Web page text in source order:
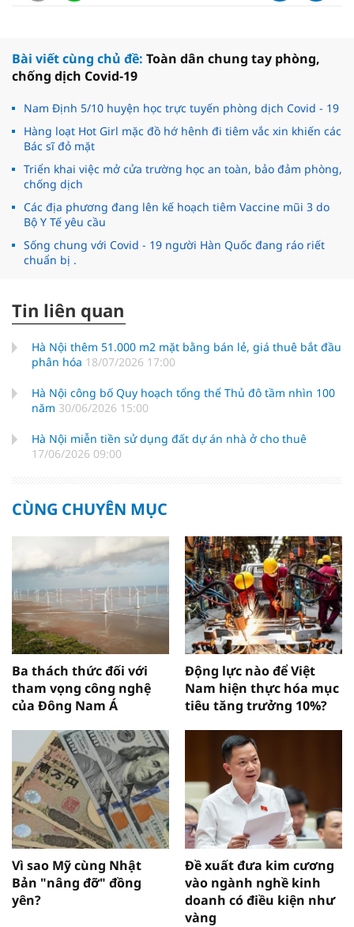
Bài viết cùng chủ đề: Toàn dân chung tay phòng,
chống dịch Covid-19
Nam Định 5/10 huyện học trực tuyến phòng dịch Covid - 19
Hàng loạt Hot Girl mặc đồ hớ hênh đi tiêm vắc xin khiến các
Bác sĩ đỏ mặt
Triển khai việc mở cửa trường học an toàn, bảo đảm phòng,
chống dịch
Các địa phương đang lên kế hoạch tiêm Vaccine mũi 3 do
Bộ Y Tế yêu cầu
Sống chung với Covid - 19 người Hàn Quốc đang ráo riết
chuẩn bị .
Tin liên quan
Hà Nội thêm 51.000 m2 mặt bằng bán lẻ, giá thuê bắt đầu
phân hóa 18/07/2026 17:00
Hà Nội công bố Quy hoạch tổng thể Thủ đô tầm nhìn 100
năm 30/06/2026 15:00
Hà Nội miễn tiền sử dụng đất dự án nhà ở cho thuê
17/06/2026 09:00
CÙNG CHUYÊN MỤC
Ba thách thức đối với
tham vọng công nghệ
của Đông Nam Á
Động lực nào để Việt
Nam hiện thực hóa mục
tiêu tăng trưởng 10%?
Vì sao Mỹ cùng Nhật
Bản "nâng đỡ" đồng
yên?
Đề xuất đưa kim cương
vào ngành nghề kinh
doanh có điều kiện như
vàng